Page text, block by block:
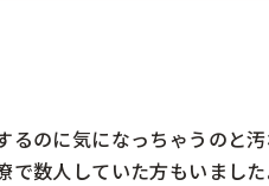
るのに気になっちゃうのと
数人していた方もいました